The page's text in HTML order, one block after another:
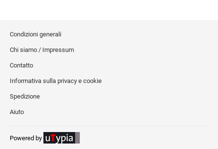
Sport
Cappellini
T-Shirt
Polo
Sciarpe
SHOPPER
Condizioni generali
Chi siamo / Impressum
Contatto
Informativa sulla privacy e cookie
Spedizione
Aiuto
Powered by